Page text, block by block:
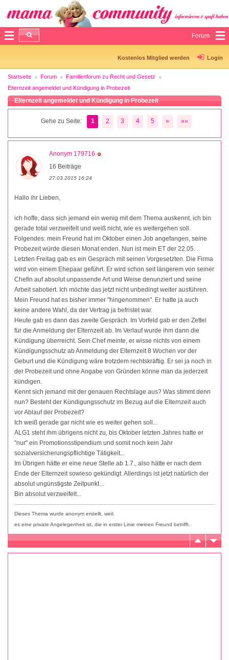
Forum
Kostenlos Mitglied werden Login
Startseite Forum
Familienforum zu Recht und Gesetz
Elternzeit angemeldet und Kündigung in Probezeit
Elternzeit angemeldet und Kündigung in Probezeit
Gehe zu Seite: 1 2 3 4 5 » »»
Anonym 179716
16 Beiträge
27.03.2015 16:24
Hallo ihr Lieben,
ich hoffe, dass sich jemand ein wenig mit dem Thema auskennt, ich bin
gerade total verzweifelt und weiß nicht, wie es weitergehen soll.
Folgendes: mein Freund hat im Oktober einen Job angefangen, seine
Probezeit würde diesen Monat enden. Nun ist mein ET der 22.05. .
Letzten Freitag gab es ein Gespräch mit seinen Vorgesetzten. Die Firma
wird von einem Ehepaar geführt. Er wird schon seit längerem von seiner
Chefin auf absolut unpassende Art und Weise denunziert und seine
Arbeit sabotiert. Ich möchte das jetzt nicht unbedingt weiter ausführen.
Mein Freund hat es bisher immer "hingenommen". Er hatte ja auch
keine andere Wahl, da der Vertrag ja befristet war.
Heute gab es dann das zweite Gespräch. Im Vorfeld gab er den Zettel
für die Anmeldung der Elternzeit ab. Im Verlauf wurde ihm dann die
Kündigung überreicht. Sein Chef meinte, er wisse nichts von einem
Kündigungsschutz ab Anmeldung der Elternzeit 8 Wochen vor der
Geburt und die Kündigung wäre trotzdem rechtskräftig. Er sei ja noch in
der Probezeit und ohne Angabe von Gründen könne man da jederzeit
kündigen.
Kennt sich jemand mit der genauen Rechtslage aus? Was stimmt denn
nun? Besteht der Kündigungsschutz im Bezug auf die Elternzeit auch
vor Ablauf der Probezeit?
Ich weiß gerade gar nicht wie es weiter gehen soll...
ALG1 steht ihm übrigens nicht zu, bis Oktober letzten Jahres hatte er
"nur" ein Promotionsstipendium und somit noch kein Jahr
sozialversicherungspflichtige Tätigkeit...
Im Übrigen hätte er eine neue Stelle ab 1.7., also hätte er nach dem
Ende der Elternzeit sowieso gekündigt. Allerdings ist jetzt natürlich der
absolut ungünstigste Zeitpunkt...
Bin absolut verzweifelt...
Dieses Thema wurde anonym erstellt, weil:
es eine private Angelegenheit ist, die in erster Linie meinen Freund betrifft.